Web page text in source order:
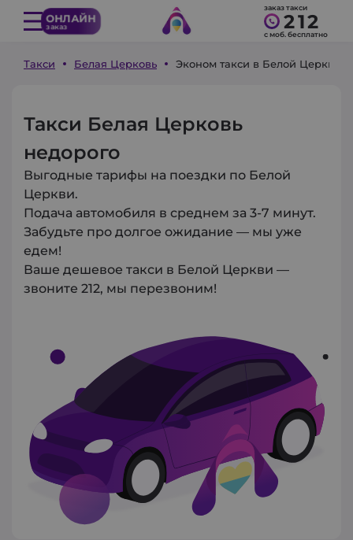
ОНЛАЙН
заказ
заказ такси
212
с моб. бесплатно
Такси Белая Церковь Эконом такси в Белой Церкви
Такси Белая Церковь
недорого
Выгодные тарифы на поездки по Белой
Церкви.
Подача автомобиля в среднем за 3-7 минут.
Забудьте про долгое ожидание — мы уже
едем!
Ваше дешевое такси в Белой Церкви —
звоните 212, мы перезвоним!